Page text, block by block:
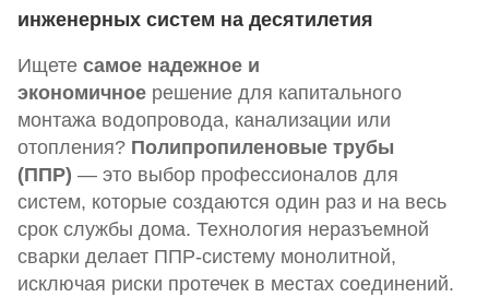
инженерных систем на десятилетия
Ищете самое надежное и
экономичное решение для капитального
монтажа водопровода, канализации или
отопления? Полипропиленовые трубы
(ППР) — это выбор профессионалов для
систем, которые создаются один раз и на весь
срок службы дома. Технология неразъемной
сварки делает ППР-систему монолитной,
исключая риски протечек в местах соединений.